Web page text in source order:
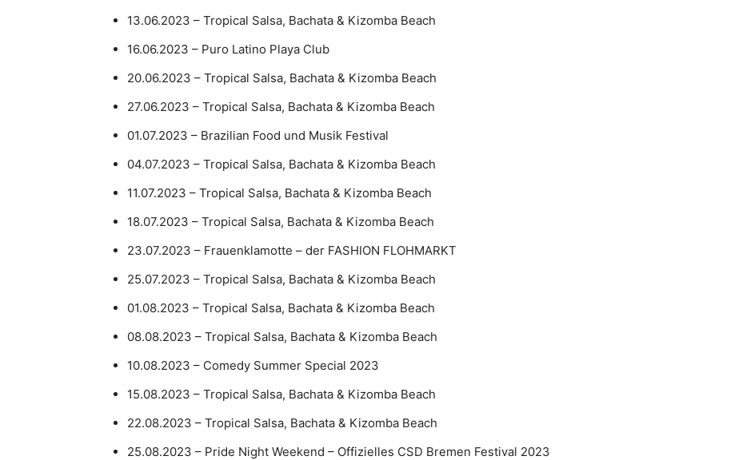
13.06.2023 – Tropical Salsa, Bachata & Kizomba Beach
16.06.2023 – Puro Latino Playa Club
20.06.2023 – Tropical Salsa, Bachata & Kizomba Beach
27.06.2023 – Tropical Salsa, Bachata & Kizomba Beach
01.07.2023 – Brazilian Food und Musik Festival
04.07.2023 – Tropical Salsa, Bachata & Kizomba Beach
11.07.2023 – Tropical Salsa, Bachata & Kizomba Beach
18.07.2023 – Tropical Salsa, Bachata & Kizomba Beach
23.07.2023 – Frauenklamotte – der FASHION FLOHMARKT
25.07.2023 – Tropical Salsa, Bachata & Kizomba Beach
01.08.2023 – Tropical Salsa, Bachata & Kizomba Beach
08.08.2023 – Tropical Salsa, Bachata & Kizomba Beach
10.08.2023 – Comedy Summer Special 2023
15.08.2023 – Tropical Salsa, Bachata & Kizomba Beach
22.08.2023 – Tropical Salsa, Bachata & Kizomba Beach
25.08.2023 – Pride Night Weekend – Offizielles CSD Bremen Festival 2023